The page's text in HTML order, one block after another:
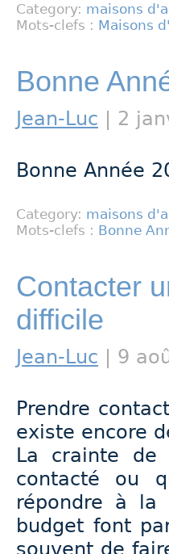
Category: maisons
Mots-clefs : Maisons
Bonne
Jean-Luc | 2
Bonne Année
Category: maisons
Mots-clefs : Bonne
Contacter
difficile
Jean-Luc | 9
Prendre
existe encore
La crainte de
contacté ou
répondre à la
budget font
souvent de